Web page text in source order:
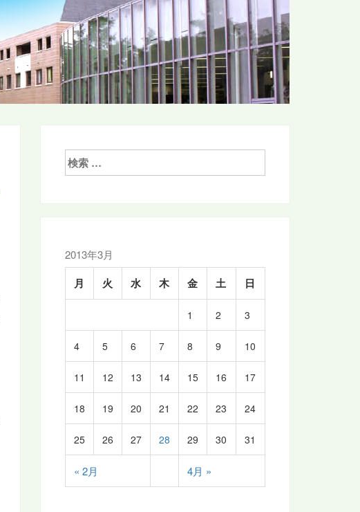
検
索:
2013年3月
月 火 水 木 金 土 日
« 2月 4月 »
1 2 3
4 5 6 7 8 9 10
11 12 13 14 15 16 17
18 19 20 21 22 23 24
25 26 27 28 29 30 31